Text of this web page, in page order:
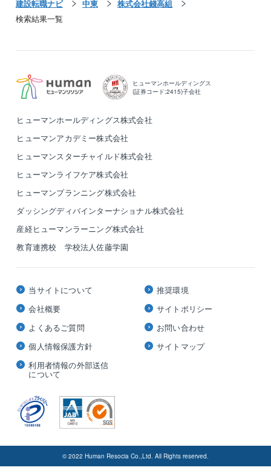
建設転職ナビ 中東
株式会社錢高組
検索結果一覧
ヒューマンホールディングス
(証券コード:2415)子会社
ヒューマンホールディングス株式会社
ヒューマンアカデミー株式会社
ヒューマンスターチャイルド株式会社
ヒューマンライフケア株式会社
ヒューマンプランニング株式会社
ダッシングディバインターナショナル株式会社
産経ヒューマンラーニング株式会社
教育連携校 学校法人佐藤学園
当サイトについて
会社概要
よくあるご質問
個人情報保護方針
利用者情報の外部送信
について
推奨環境
サイトポリシー
お問い合わせ
サイトマップ
© 2022 Human Resocia Co.,Ltd. All Rights reserved.